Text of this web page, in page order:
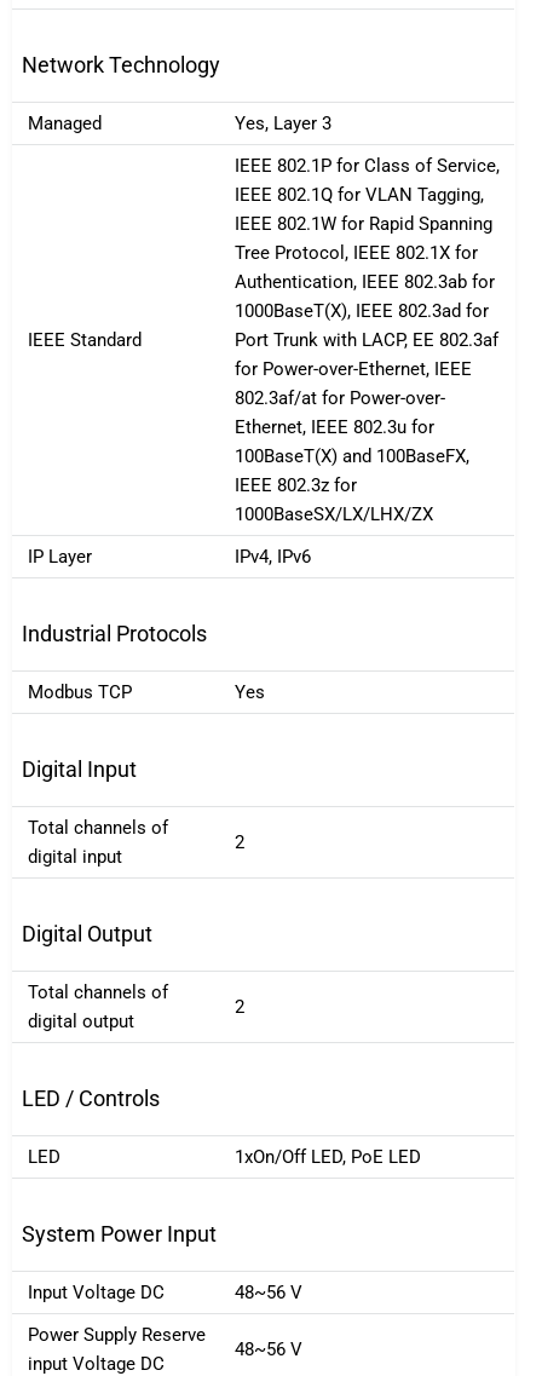
Network Technology
Managed Yes, Layer 3
IEEE Standard
IEEE 802.1P for Class of Service,
IEEE 802.1Q for VLAN Tagging,
IEEE 802.1W for Rapid Spanning
Tree Protocol, IEEE 802.1X for
Authentication, IEEE 802.3ab for
1000BaseT(X), IEEE 802.3ad for
Port Trunk with LACP, EE 802.3af
for Power-over-Ethernet, IEEE
802.3af/at for Power-over-
Ethernet, IEEE 802.3u for
100BaseT(X) and 100BaseFX,
IEEE 802.3z for
1000BaseSX/LX/LHX/ZX
IP Layer
IPv4, IPv6
Industrial Protocols
Modbus TCP Yes
Digital Input
Total channels of
digital input
2
Digital Output
Total channels of
digital output
2
LED / Controls
LED 1xOn/Off LED, PoE LED
System Power Input
Input Voltage DC
48~56 V
Power Supply Reserve
input Voltage DC
48~56 V